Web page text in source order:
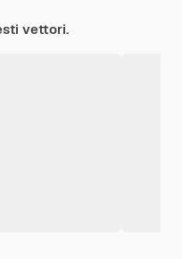
vettori.